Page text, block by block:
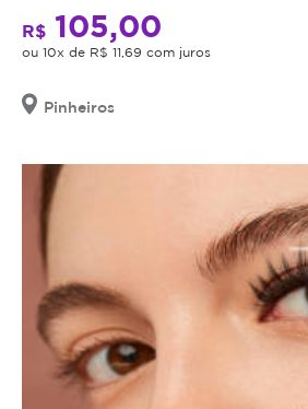
data
de
validade,
é
data
limite
para
lo.
Se
cupom
expirar,
você
R$ 105,00
ou 10x de R$ 11,69 com juros
Pinheiros